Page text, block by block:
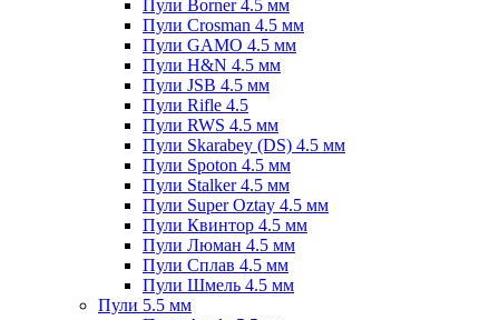
Пули Borner 4.5 мм
Пули Crosman 4.5 мм
Пули GAMO 4.5 мм
Пули H&N 4.5 мм
Пули JSB 4.5 мм
Пули Rifle 4.5
Пули RWS 4.5 мм
Пули Skarabey (DS) 4.5 мм
Пули Spoton 4.5 мм
Пули Stalker 4.5 мм
Пули Super Oztay 4.5 мм
Пули Квинтор 4.5 мм
Пули Люман 4.5 мм
Пули Сплав 4.5 мм
Пули Шмель 4.5 мм
Пули 5.5 мм